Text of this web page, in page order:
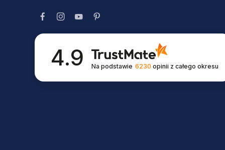
4.9 Na podstawie 6230 opinii z całego okresu